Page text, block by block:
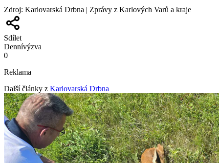
Zdroj: Karlovarská Drbna | Zprávy z Karlových Varů a kraje
Sdílet
Dennívýzva
0
Reklama
Další články z Karlovarská Drbna